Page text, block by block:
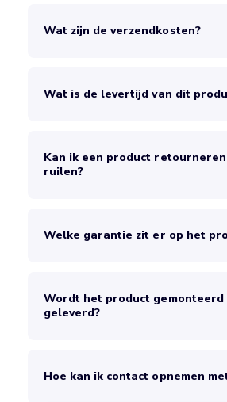
Wat zijn de verzendkosten?
Wat is de levertijd van dit
Kan ik een product
ruilen?
Welke garantie zit er op het
Wordt het product gemonteerd
geleverd?
Hoe kan ik contact opnemen